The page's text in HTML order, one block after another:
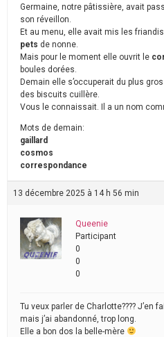
Germaine, notre pâtissière, avait
son réveillon.
Et au menu, elle avait mis les
pets de nonne.
Mais pour le moment elle ouvrit le
boules dorées.
Demain elle s’occuperait du plus
des biscuits cuillère.
Vous le connaissait. Il a un nom
Mots de demain:
gaillard
cosmos
correspondance
13 décembre 2025 à 14 h 56 min
Queenie
Participant
0
0
0
Tu veux parler de Charlotte???? J’en
mais j’ai abandonné, trop long.
Elle a bon dos la belle-mère